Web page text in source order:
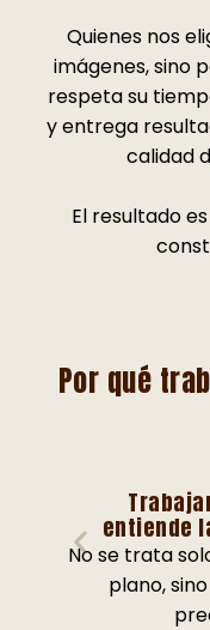
Quienes nos
imágenes, sino
respeta su
y entrega
calidad
El resultado
Por qué
entiende
No se trata
plano,